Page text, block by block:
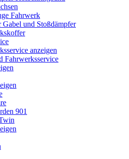
Fahrwerk
Gabel und Stoßdämpfer
anzeigen
Fahrwerksservice
901